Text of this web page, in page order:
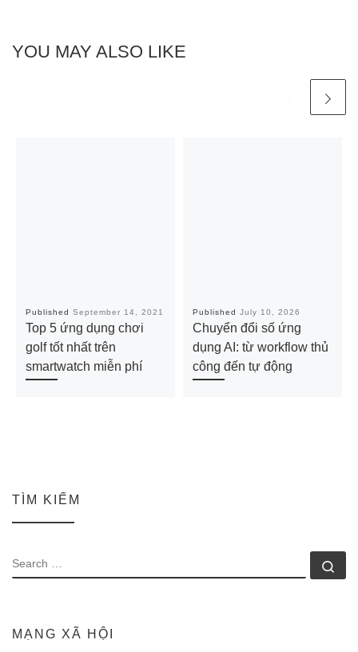
YOU MAY ALSO LIKE
Published September 14, 2021
Top 5 ứng dụng chơi
golf tốt nhất trên
smartwatch miễn phí
Published July 10, 2026
Chuyển đổi số ứng
dụng AI: từ workflow thủ
công đến tự động
TÌM KIẾM
SEARCH
MẠNG XÃ HỘI